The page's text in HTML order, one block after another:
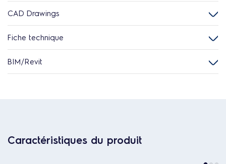
CAD Drawings
Fiche technique
BIM/Revit
Caractéristiques du produit